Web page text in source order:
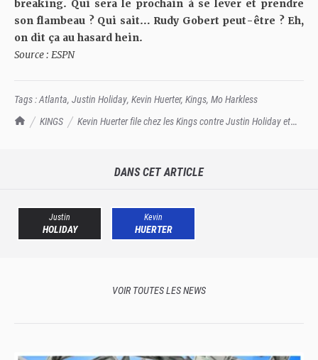
TrashTalk Actu NBA
KINGS
Kevin Huerter file chez les Kings contre Justin Holiday et
breaking. Qui sera le prochain à se lever et prendre
son flambeau ? Qui sait… Rudy Gobert peut-être ? Eh,
on dit ça au hasard hein.
Source : ESPN
Tags :Atlanta, Justin Holiday, Kevin Huerter, Kings, Mo Harkless
DANS CET ARTICLE
Justin
HOLIDAY
Kevin
HUERTER
VOIR TOUTES LES NEWS